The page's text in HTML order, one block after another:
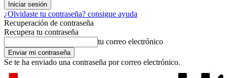
¿Olvidaste tu contraseña? consigue ayuda
Recuperación de contraseña
Recupera tu contraseña
tu correo electrónico
Se te ha enviado una contraseña por correo electrónico.